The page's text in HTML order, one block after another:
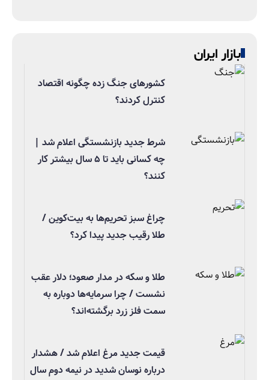
بازار ایران
کشورهای جنگ زده چگونه اقتصاد
کنترل کردند؟
شرط جدید بازنشستگی اعلام شد |
چه کسانی باید تا ۵ سال بیشتر کار
کنند؟
چراغ سبز تحریم‌ها به بیت‌کوین /
طلا رقیب جدید پیدا کرد؟
طلا و سکه در مدار صعود؛ دلار عقب
نشست / چرا سرمایه‌ها دوباره به
سمت فلز زرد برگشته‌اند؟
قیمت جدید مرغ اعلام شد / هشدار
درباره نوسان شدید در نیمه دوم سال